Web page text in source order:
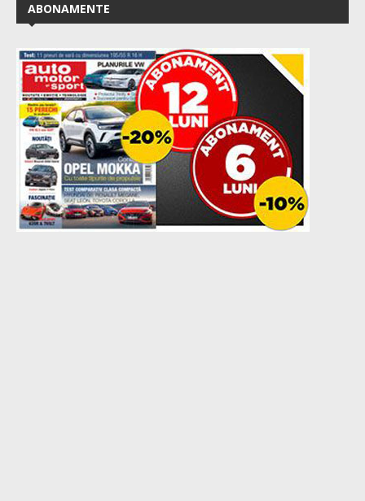
ABONAMENTE